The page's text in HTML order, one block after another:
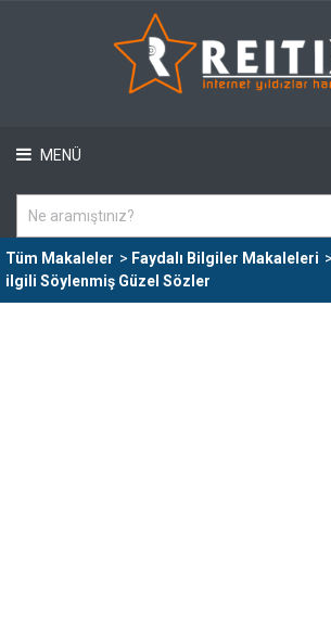
MENÜ
Tüm Makaleler > Faydalı Bilgiler Makaleleri >
ilgili Söylenmiş Güzel Sözler